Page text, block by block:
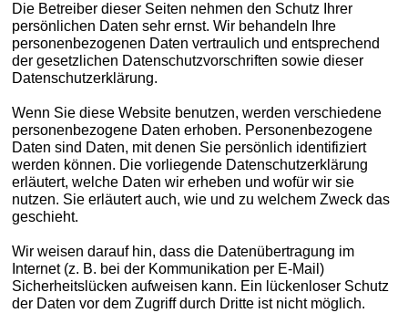
Die Betreiber dieser Seiten nehmen den Schutz Ihrer
persönlichen Daten sehr ernst. Wir behandeln Ihre
personenbezogenen Daten vertraulich und entsprechend
der gesetzlichen Datenschutzvorschriften sowie dieser
Datenschutzerklärung.
Wenn Sie diese Website benutzen, werden verschiedene
personenbezogene Daten erhoben. Personenbezogene
Daten sind Daten, mit denen Sie persönlich identifiziert
werden können. Die vorliegende Datenschutzerklärung
erläutert, welche Daten wir erheben und wofür wir sie
nutzen. Sie erläutert auch, wie und zu welchem Zweck das
geschieht.
Wir weisen darauf hin, dass die Datenübertragung im
Internet (z. B. bei der Kommunikation per E-Mail)
Sicherheitslücken aufweisen kann. Ein lückenloser Schutz
der Daten vor dem Zugriff durch Dritte ist nicht möglich.